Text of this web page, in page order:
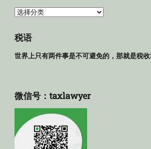
法
库
税语
世界上只有两件事是不可避免的，那就是税收
微信号：taxlawyer